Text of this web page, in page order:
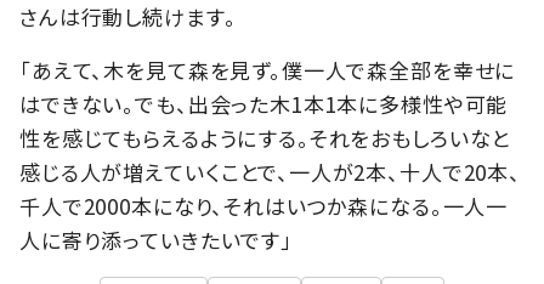
さんは行動し続けます。
「あえて、木を見て森を見ず。僕一人で森全部を幸せに
はできない。でも、出会った木1本1本に多様性や可能
性を感じてもらえるようにする。それをおもしろいなと
感じる人が増えていくことで、一人が2本、十人で20本、
千人で2000本になり、それはいつか森になる。一人一
人に寄り添っていきたいです」